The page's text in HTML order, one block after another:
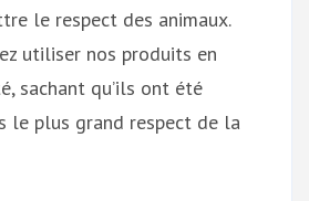
le respect des animaux.
utiliser nos produits en
sachant qu’ils ont été
le plus grand respect de la